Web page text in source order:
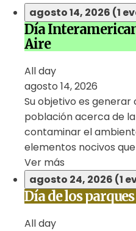
agosto 14, 2026 (1
Día
Aire
All day
agosto 14, 2026
Su objetivo es
población acerca de
contaminar el
elementos nocivos
Ver más
agosto 24, 2026 (1
Día de los
All day